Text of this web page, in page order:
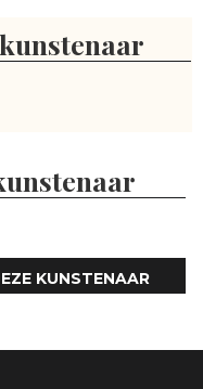
KUNSTENAAR